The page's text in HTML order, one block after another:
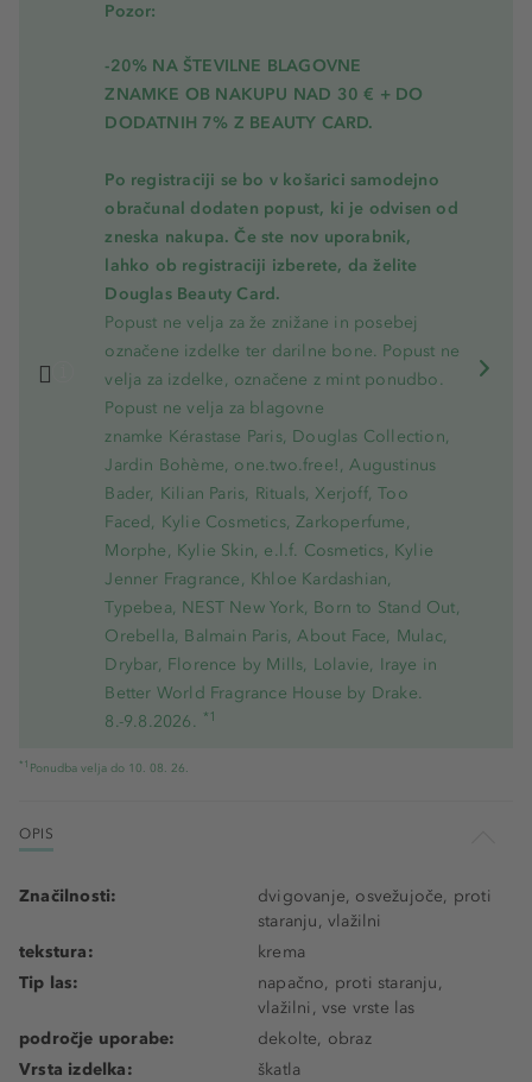
Pozor:
-20% NA ŠTEVILNE BLAGOVNE
ZNAMKE OB NAKUPU NAD 30 € + DO
DODATNIH 7% Z BEAUTY CARD.
Po registraciji se bo v košarici samodejno
obračunal dodaten popust, ki je odvisen od
zneska nakupa. Če ste nov uporabnik,
lahko ob registraciji izberete, da želite
Douglas Beauty Card.
Popust ne velja za že znižane in posebej
označene izdelke ter darilne bone. Popust ne
velja za izdelke, označene z mint ponudbo.
Popust ne velja za blagovne
znamke Kérastase Paris, Douglas Collection,
Jardin Bohème, one.two.free!, Augustinus
Bader, Kilian Paris, Rituals, Xerjoff, Too
Faced, Kylie Cosmetics, Zarkoperfume,
Morphe, Kylie Skin, e.l.f. Cosmetics, Kylie
Jenner Fragrance, Khloe Kardashian,
Typebea, NEST New York, Born to Stand Out,
Orebella, Balmain Paris, About Face, Mulac,
Drybar, Florence by Mills, Lolavie, Iraye in
Better World Fragrance House by Drake.
8.-9.8.2026. *1
*1 Ponudba velja do 10. 08. 26.
OPIS
Značilnosti:
dvigovanje, osvežujoče, proti
staranju, vlažilni
tekstura:
krema
Tip las:
napačno, proti staranju,
vlažilni, vse vrste las
področje uporabe:
dekolte, obraz
Vrsta izdelka:
škatla